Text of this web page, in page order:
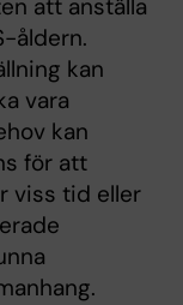
att anställa
åldern.
kan
vara
kan
för att
viss tid eller